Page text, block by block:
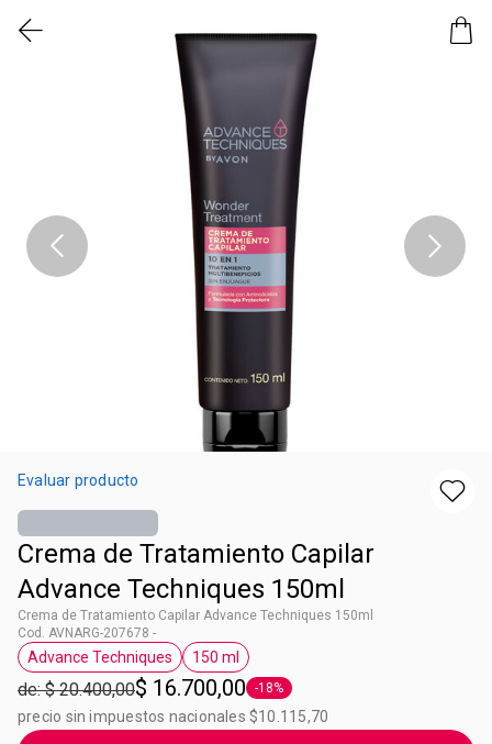
Evaluar producto
Crema de Tratamiento Capilar
Advance Techniques 150ml
Crema de Tratamiento Capilar Advance Techniques 150ml
Cod. AVNARG-207678 -
Etiqueta Advance Techniques
Advance Techniques
Etiqueta 150 ml
150 ml
de: $ 20.400,00$ 16.700,00 Etiqueta -18%
-18%
precio sin impuestos nacionales $10.115,70